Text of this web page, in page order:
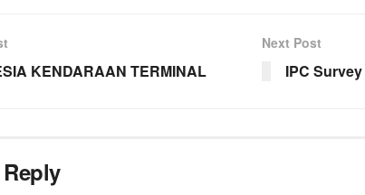
KENDARAAN TERMINAL
Next Post
IPC